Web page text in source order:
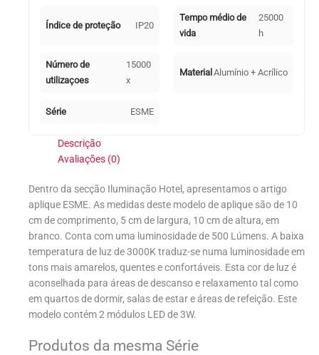
Índice de proteção IP20
Tempo médio de
vida
25000
h
Número de
utilizaçoes
15000
x
MaterialAlumínio + Acrílico
Série ESME
Descrição
Avaliações (0)
Dentro da secção Iluminação Hotel, apresentamos o artigo
aplique ESME. As medidas deste modelo de aplique são de 10
cm de comprimento, 5 cm de largura, 10 cm de altura, em
branco. Conta com uma luminosidade de 500 Lúmens. A baixa
temperatura de luz de 3000K traduz-se numa luminosidade em
tons mais amarelos, quentes e confortáveis. Esta cor de luz é
aconselhada para áreas de descanso e relaxamento tal como
em quartos de dormir, salas de estar e áreas de refeição. Este
modelo contém 2 módulos LED de 3W.
Produtos da mesma Série